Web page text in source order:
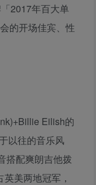
2017年百大单
的开场佳宾、性
Eilish的
以往的音乐风
搭配爽朗吉他拨
美两地冠军，